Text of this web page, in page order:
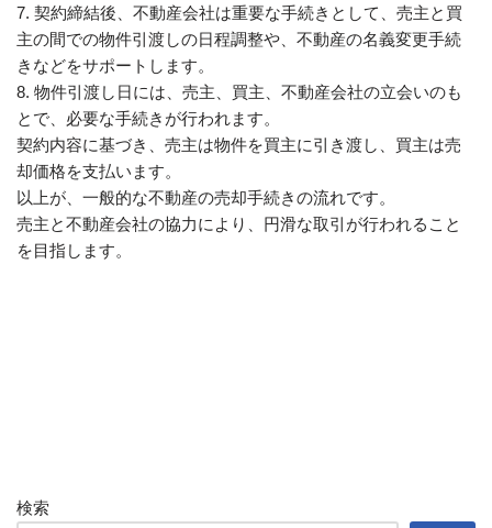
7. 契約締結後、不動産会社は重要な手続きとして、売主と買
主の間での物件引渡しの日程調整や、不動産の名義変更手続
きなどをサポートします。
8. 物件引渡し日には、売主、買主、不動産会社の立会いのも
とで、必要な手続きが行われます。
契約内容に基づき、売主は物件を買主に引き渡し、買主は売
却価格を支払います。
以上が、一般的な不動産の売却手続きの流れです。
売主と不動産会社の協力により、円滑な取引が行われること
を目指します。
検索